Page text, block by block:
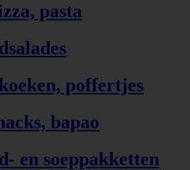
pasta
poffertjes
bapao
en soeppakketten